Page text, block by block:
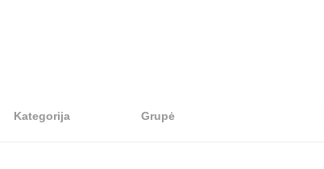
Kategorija Grupė